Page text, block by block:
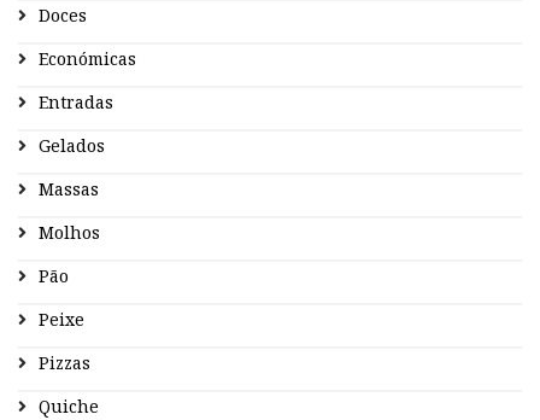
Doces
Económicas
Entradas
Gelados
Massas
Molhos
Pão
Peixe
Pizzas
Quiche